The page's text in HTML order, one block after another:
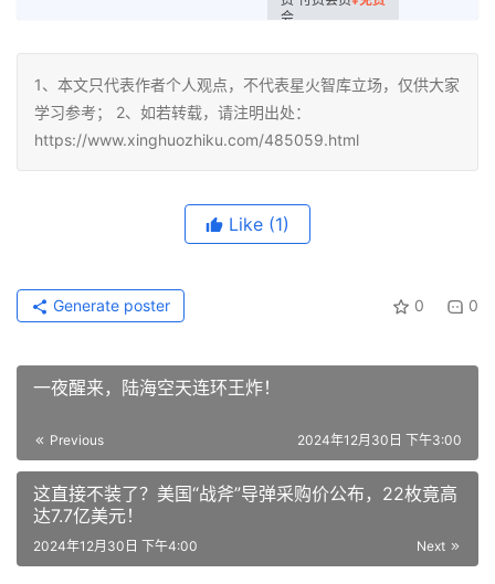
1、本文只代表作者个人观点，不代表星火智库立场，仅供大家
学习参考； 2、如若转载，请注明出处：
https://www.xinghuozhiku.com/485059.html
Like (1)
0 0
Generate poster
一夜醒来，陆海空天连环王炸！
Previous 2024年12月30日 下午3:00
这直接不装了？美国“战斧”导弹采购价公布，22枚竟高
达7.7亿美元！
Next
2024年12月30日 下午4:00